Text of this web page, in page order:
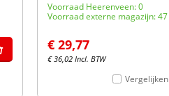
Voorraad Heerenveen: 0
Voorraad externe magazijn: 47
€ 29,77
€36,02 Incl. BTW
Vergelijken